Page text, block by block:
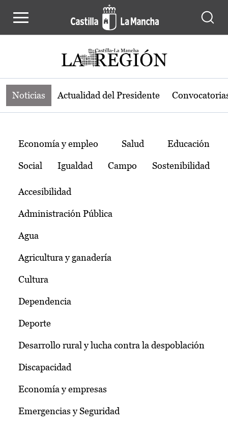
Noticias de la región de Castilla-La
Noticias Actualidad del Presidente
Temas
Economía y empleo Salud Educación
Social Igualdad Campo Sostenibilidad
Accesibilidad
Administración Pública
Agua
Agricultura y ganadería
Cultura
Dependencia
Deporte
Desarrollo rural y lucha contra la despoblación
Discapacidad
Economía y empresas
Emergencias y Seguridad